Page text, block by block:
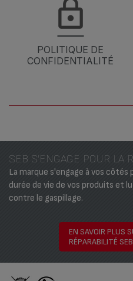
POLITIQUE DE
CONFIDENTIALITÉ
SEB S'ENGAGE POUR LA
La marque s'engage à vos côtés
durée de vie de vos produits et
contre le gaspillage.
EN SAVOIR PLUS
RÉPARABILITÉ SEB